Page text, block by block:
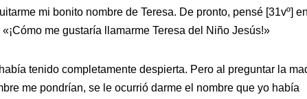
mi bonito nombre de Teresa. De pronto, pensé [31vº]
me gustaría llamarme Teresa del Niño Jesús!»
tenido completamente despierta. Pero al preguntar la
me pondrían, se le ocurrió darme el nombre que yo había